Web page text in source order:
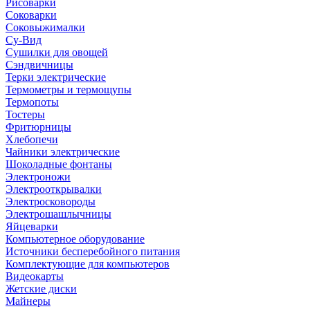
Рисоварки
Соковарки
Соковыжималки
Су-Вид
Сушилки для овощей
Сэндвичницы
Терки электрические
Термометры и термощупы
Термопоты
Тостеры
Фритюрницы
Хлебопечи
Чайники электрические
Шоколадные фонтаны
Электроножи
Электрооткрывалки
Электросковороды
Электрошашлычницы
Яйцеварки
Компьютерное оборудование
Источники бесперебойного питания
Комплектующие для компьютеров
Видеокарты
Жетские диски
Майнеры